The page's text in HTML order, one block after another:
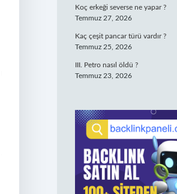
Koç erkeği severse ne yapar ?
Temmuz 27, 2026
Kaç çeşit pancar türü vardır ?
Temmuz 25, 2026
III. Petro nasıl öldü ?
Temmuz 23, 2026